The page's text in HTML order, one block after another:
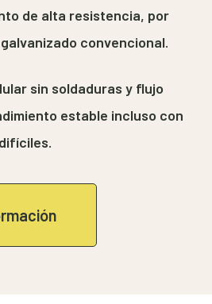
de alta resistencia, por
convencional.
sin soldaduras y flujo
estable incluso con